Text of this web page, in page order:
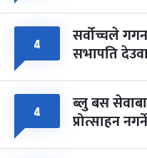
४ सर्वोच्चले
सभापति
४ ब्लु बस
प्रोत्साहन